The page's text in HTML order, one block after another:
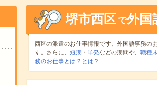
堺市西区 で外国
西区の派遣のお仕事情報です。外国語事務のお
す。さらに、 短期 ・ 単発などの期間や、 職種
務のお仕事とは？とは？